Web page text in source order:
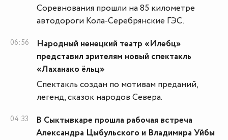
Соревнования прошли на 85 километре
автодороги Кола-Серебрянские ГЭС.
06:56
Народный ненецкий театр «Илебц»
представил зрителям новый спектакль
«Лаханако ёльц»
Спектакль создан по мотивам преданий,
легенд, сказок народов Севера.
04:33
В Сыктывкаре прошла рабочая встреча
Александра Цыбульского и Владимира Уйбы